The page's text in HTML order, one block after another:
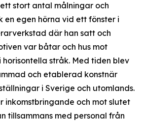
stort antal målningar och
en egen hörna vid ett fönster i
där han satt och
var båtar och hus mot
stråk. Med tiden blev
och etablerad konstnär
i Sverige och utomlands.
inkomstbringande och mot slutet
tillsammans med personal från